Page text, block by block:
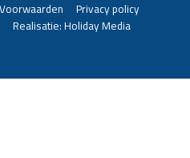
Privacy policy
Realisatie: Holiday Media